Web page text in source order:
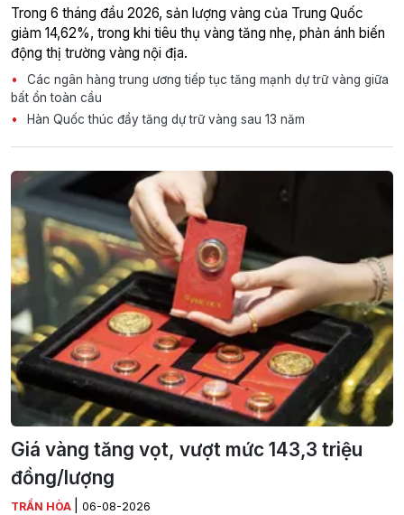
Trong 6 tháng đầu 2026, sản lượng vàng của Trung Quốc
giảm 14,62%, trong khi tiêu thụ vàng tăng nhẹ, phản ánh biến
động thị trường vàng nội địa.
Các ngân hàng trung ương tiếp tục tăng mạnh dự trữ vàng giữa
bất ổn toàn cầu
Hàn Quốc thúc đẩy tăng dự trữ vàng sau 13 năm
Giá vàng tăng vọt, vượt mức 143,3 triệu
đồng/lượng
TRẦN HÒA 06-08-2026